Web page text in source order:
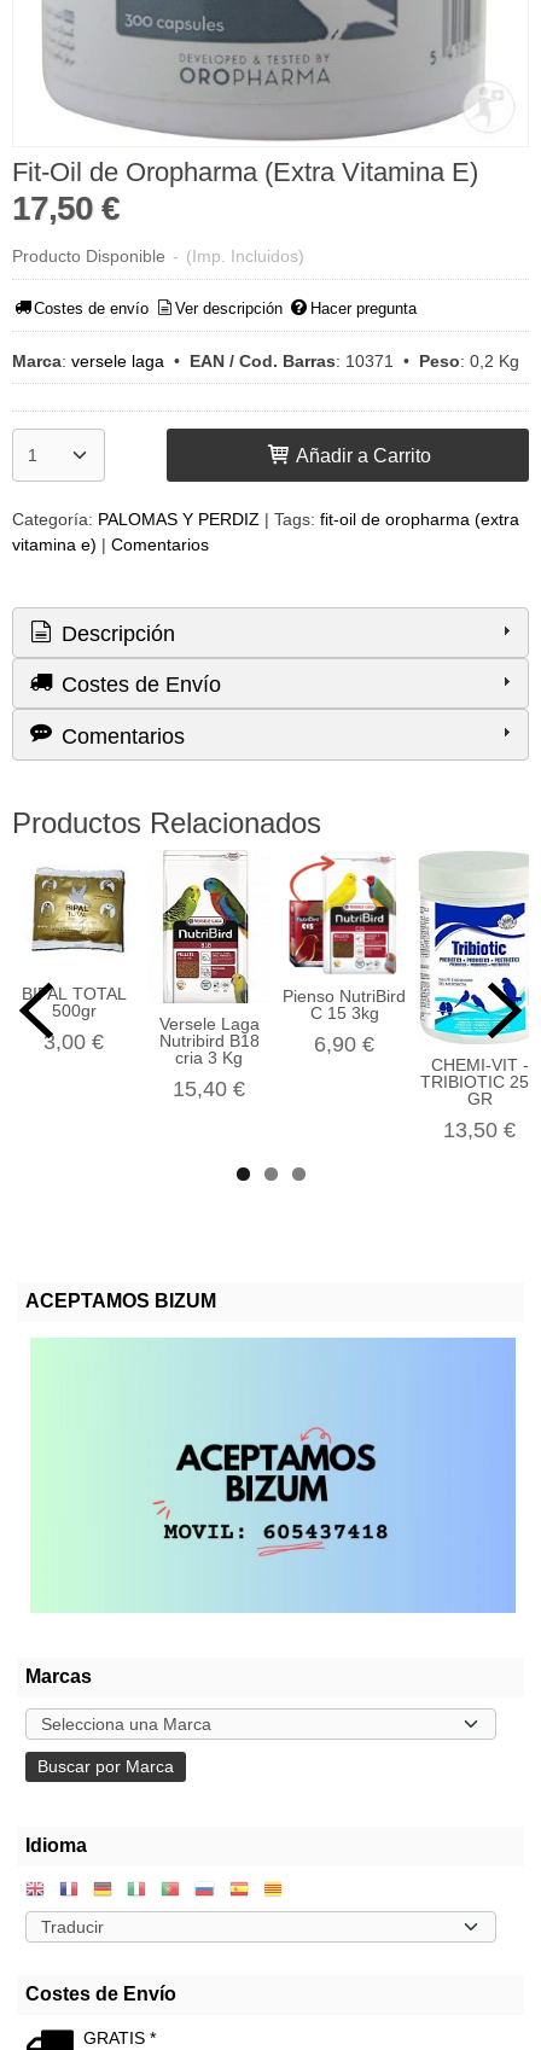
ACEPTAMOS BIZUM
Marcas
Idioma
Costes de Envío
GRATIS *
Fit-Oil de Oropharma (Extra Vitamina E)
17,50 €
Producto Disponible - (Imp. Incluidos)
Costes de envío Ver descripción Hacer pregunta
Marca: versele laga • EAN / Cod. Barras: 10371 • Peso: 0,2 Kg
Añadir a Carrito
Categoría: PALOMAS Y PERDIZ | Tags: fit-oil de oropharma (extra
vitamina e) | Comentarios
Descripción
Costes de Envío
Comentarios
Productos Relacionados
BIPAL TOTAL
500gr
3,00 €
Versele Laga
Nutribird B18
cria 3 Kg
15,40 €
Pienso NutriBird
C 15 3kg
6,90 €
CHEMI-VIT -
TRIBIOTIC 250
GR
13,50 €